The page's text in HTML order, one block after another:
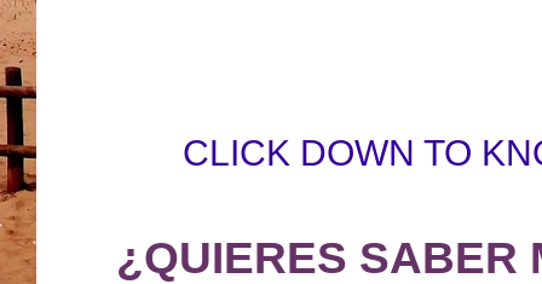
CLICK DOWN TO
¿QUIERES SABER